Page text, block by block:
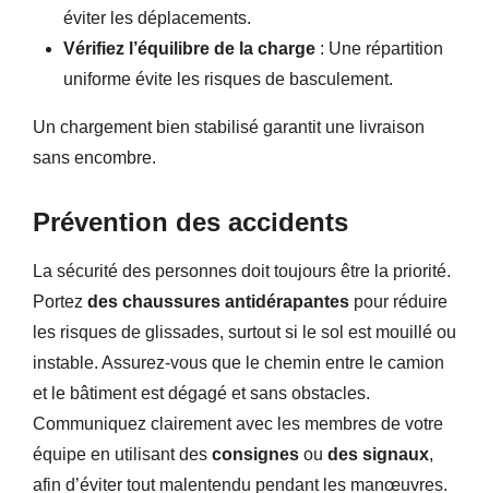
éviter les déplacements.
Vérifiez l’équilibre de la charge : Une répartition
uniforme évite les risques de basculement.
Un chargement bien stabilisé garantit une livraison
sans encombre.
Prévention des accidents
La sécurité des personnes doit toujours être la priorité.
Portez des chaussures antidérapantes pour réduire
les risques de glissades, surtout si le sol est mouillé ou
instable. Assurez-vous que le chemin entre le camion
et le bâtiment est dégagé et sans obstacles.
Communiquez clairement avec les membres de votre
équipe en utilisant des consignes ou des signaux,
afin d’éviter tout malentendu pendant les manœuvres.